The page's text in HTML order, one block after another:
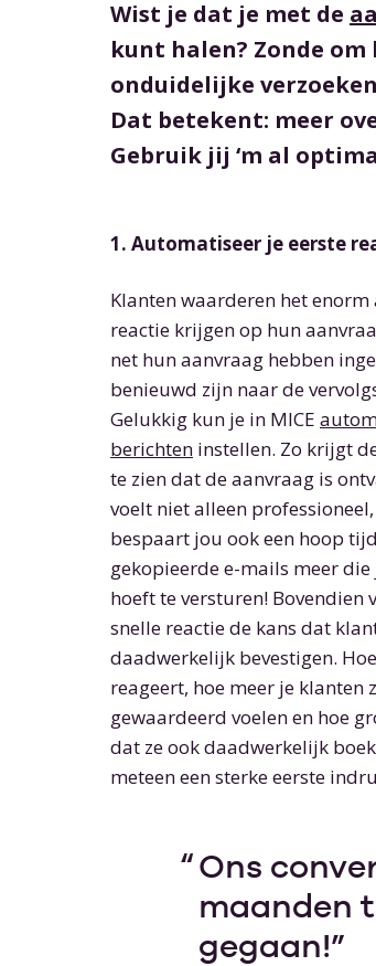
Wist je dat je met de
kunt halen? Zonde
onduidelijke
Dat betekent: meer
Gebruik jij ‘m al
1. Automatiseer je eerste
Klanten waarderen het enorm
reactie krijgen op hun
net hun aanvraag hebben
benieuwd zijn naar de
Gelukkig kun je in MICE
berichten instellen. Zo krijgt
te zien dat de aanvraag is
voelt niet alleen
bespaart jou ook een hoop
gekopieerde e-mails meer
hoeft te versturen! Bovendien
snelle reactie de kans dat
daadwerkelijk bevestigen.
reageert, hoe meer je klanten
gewaardeerd voelen en hoe
dat ze ook daadwerkelijk
meteen een sterke eerste
Ons
maanden
gegaan!